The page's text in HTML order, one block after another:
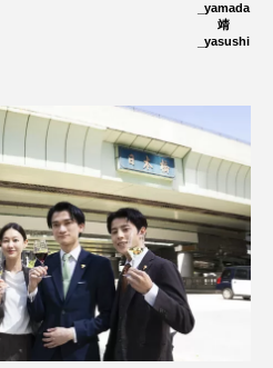
_yamada
靖
_yasushi